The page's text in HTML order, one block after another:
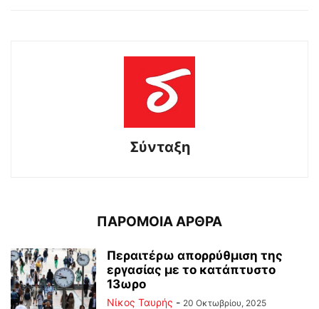
Σύνταξη
ΠΑΡΟΜΟΙΑ ΑΡΘΡΑ
Περαιτέρω απορρύθμιση της
εργασίας με το κατάπτυστο
13ωρο
Νίκος Ταυρής - 20 Οκτωβρίου, 2025